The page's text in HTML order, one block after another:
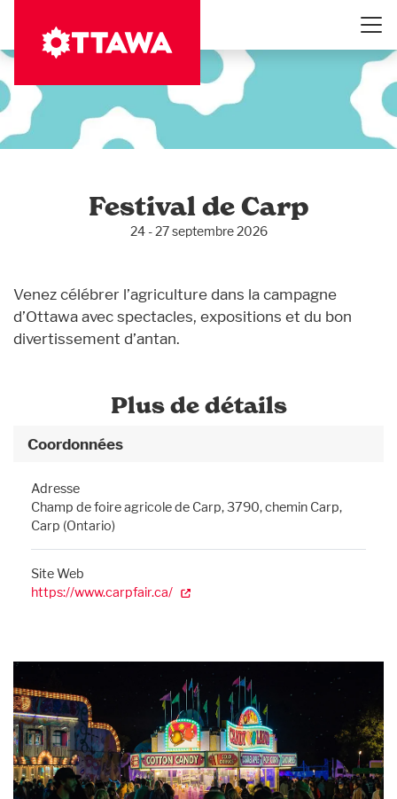
contenu
Festival de Carp
24 - 27 septembre 2026
Venez célébrer l’agriculture dans la campagne
d’Ottawa avec spectacles, expositions et du bon
divertissement d’antan.
Plus de détails
Coordonnées
Adresse
Champ de foire agricole de Carp, 3790, chemin Carp,
Carp (Ontario)
Site Web
https://www.carpfair.ca/